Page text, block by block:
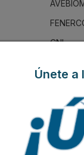
CNI
Únete a